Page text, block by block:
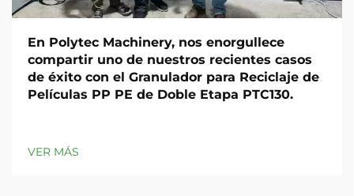
En Polytec Machinery, nos enorgullece
compartir uno de nuestros recientes casos
de éxito con el Granulador para Reciclaje de
Películas PP PE de Doble Etapa PTC130.
VER MÁS